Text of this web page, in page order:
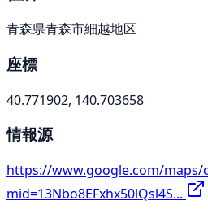
青森県青森市細越地区
座標
40.771902, 140.703658
情報源
https://www.google.com/maps/
mid=13Nbo8EFxhx50lQsl4S...